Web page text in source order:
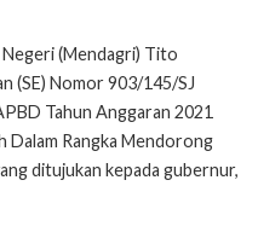
Negeri (Mendagri) Tito
(SE) Nomor 903/145/SJ
Tahun Anggaran 2021
Dalam Rangka Mendorong
ditujukan kepada gubernur,